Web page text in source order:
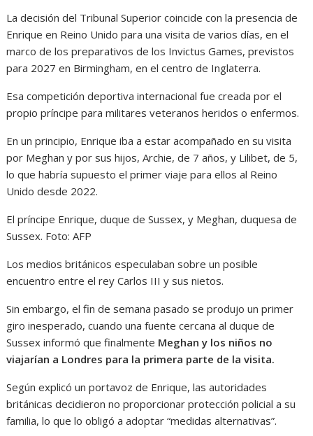
La decisión del Tribunal Superior coincide con la presencia de
Enrique en Reino Unido para una visita de varios días, en el
marco de los preparativos de los Invictus Games, previstos
para 2027 en Birmingham, en el centro de Inglaterra.
Esa competición deportiva internacional fue creada por el
propio príncipe para militares veteranos heridos o enfermos.
En un principio, Enrique iba a estar acompañado en su visita
por Meghan y por sus hijos, Archie, de 7 años, y Lilibet, de 5,
lo que habría supuesto el primer viaje para ellos al Reino
Unido desde 2022.
El príncipe Enrique, duque de Sussex, y Meghan, duquesa de
Sussex. Foto: AFP
Los medios británicos especulaban sobre un posible
encuentro entre el rey Carlos III y sus nietos.
Sin embargo, el fin de semana pasado se produjo un primer
giro inesperado, cuando una fuente cercana al duque de
Sussex informó que finalmente Meghan y los niños no
viajarían a Londres para la primera parte de la visita.
Según explicó un portavoz de Enrique, las autoridades
británicas decidieron no proporcionar protección policial a su
familia, lo que lo obligó a adoptar “medidas alternativas”.